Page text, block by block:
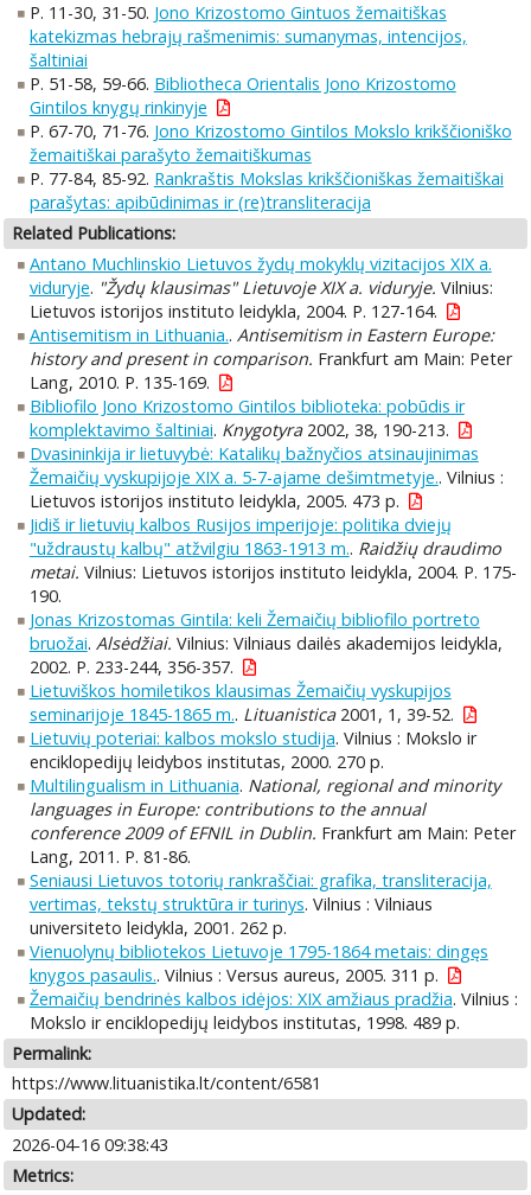
P. 11-30, 31-50. Jono Krizostomo Gintuos žemaitiškas
katekizmas hebrajų rašmenimis: sumanymas, intencijos,
šaltiniai
P. 51-58, 59-66. Bibliotheca Orientalis Jono Krizostomo
Gintilos knygų rinkinyje
P. 67-70, 71-76. Jono Krizostomo Gintilos Mokslo krikščioniško
žemaitiškai parašyto žemaitiškumas
P. 77-84, 85-92. Rankraštis Mokslas krikščioniškas žemaitiškai
parašytas: apibūdinimas ir (re)transliteracija
Related Publications:
Antano Muchlinskio Lietuvos žydų mokyklų vizitacijos XIX a.
viduryje. "Žydų klausimas" Lietuvoje XIX a. viduryje. Vilnius:
Lietuvos istorijos instituto leidykla, 2004. P. 127-164.
Antisemitism in Lithuania.. Antisemitism in Eastern Europe:
history and present in comparison. Frankfurt am Main: Peter
Lang, 2010. P. 135-169.
Bibliofilo Jono Krizostomo Gintilos biblioteka: pobūdis ir
komplektavimo šaltiniai. Knygotyra2002, 38, 190-213.
Dvasininkija ir lietuvybė: Katalikų bažnyčios atsinaujinimas
Žemaičių vyskupijoje XIX a. 5-7-ajame dešimtmetyje.. Vilnius :
Lietuvos istorijos instituto leidykla, 2005. 473 p.
Jidiš ir lietuvių kalbos Rusijos imperijoje: politika dviejų
"uždraustų kalbų" atžvilgiu 1863-1913 m.. Raidžių draudimo
metai. Vilnius: Lietuvos istorijos instituto leidykla, 2004. P. 175-
190.
Jonas Krizostomas Gintila: keli Žemaičių bibliofilo portreto
bruožai. Alsėdžiai. Vilnius: Vilniaus dailės akademijos leidykla,
2002. P. 233-244, 356-357.
Lietuviškos homiletikos klausimas Žemaičių vyskupijos
seminarijoje 1845-1865 m.. Lituanistica2001, 1, 39-52.
Lietuvių poteriai: kalbos mokslo studija. Vilnius : Mokslo ir
enciklopedijų leidybos institutas, 2000. 270 p.
Multilingualism in Lithuania. National, regional and minority
languages in Europe: contributions to the annual
conference 2009 of EFNIL in Dublin. Frankfurt am Main: Peter
Lang, 2011. P. 81-86.
Seniausi Lietuvos totorių rankraščiai: grafika, transliteracija,
vertimas, tekstų struktūra ir turinys. Vilnius : Vilniaus
universiteto leidykla, 2001. 262 p.
Vienuolynų bibliotekos Lietuvoje 1795-1864 metais: dingęs
knygos pasaulis.. Vilnius : Versus aureus, 2005. 311 p.
Žemaičių bendrinės kalbos idėjos: XIX amžiaus pradžia. Vilnius :
Mokslo ir enciklopedijų leidybos institutas, 1998. 489 p.
Permalink:
https://www.lituanistika.lt/content/6581
Updated:
2026-04-16 09:38:43
Metrics: